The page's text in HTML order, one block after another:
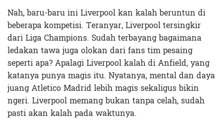
Nah, baru-baru ini Liverpool kan kalah beruntun di
beberapa kompetisi. Teranyar, Liverpool tersingkir
dari Liga Champions. Sudah terbayang bagaimana
ledakan tawa juga olokan dari fans tim pesaing
seperti apa? Apalagi Liverpool kalah di Anfield, yang
katanya punya magis itu. Nyatanya, mental dan daya
juang Atletico Madrid lebih magis sekaligus bikin
ngeri. Liverpool memang bukan tanpa celah, sudah
pasti akan kalah pada waktunya.